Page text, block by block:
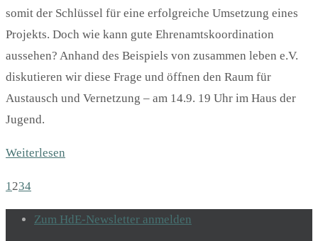
somit der Schlüssel für eine erfolgreiche Umsetzung eines
Projekts. Doch wie kann gute Ehrenamtskoordination
aussehen? Anhand des Beispiels von zusammen leben e.V.
diskutieren wir diese Frage und öffnen den Raum für
Austausch und Vernetzung – am 14.9. 19 Uhr im Haus der
Jugend.
Weiterlesen
1234
Zum HdE-Newsletter anmelden